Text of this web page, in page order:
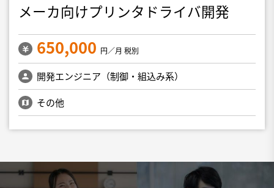
メーカ向けプリンタドライバ開発
650,000 円／月 税別
開発エンジニア（制御・組込み系）
その他